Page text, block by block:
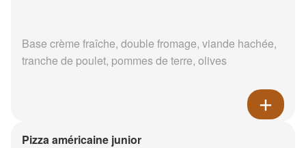
Base crème fraîche, double fromage, viande hachée,
tranche de poulet, pommes de terre, olives
Pizza américaine junior